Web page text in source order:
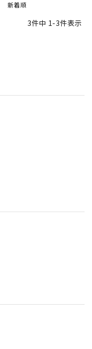
新着順
3件中 1-3件表示